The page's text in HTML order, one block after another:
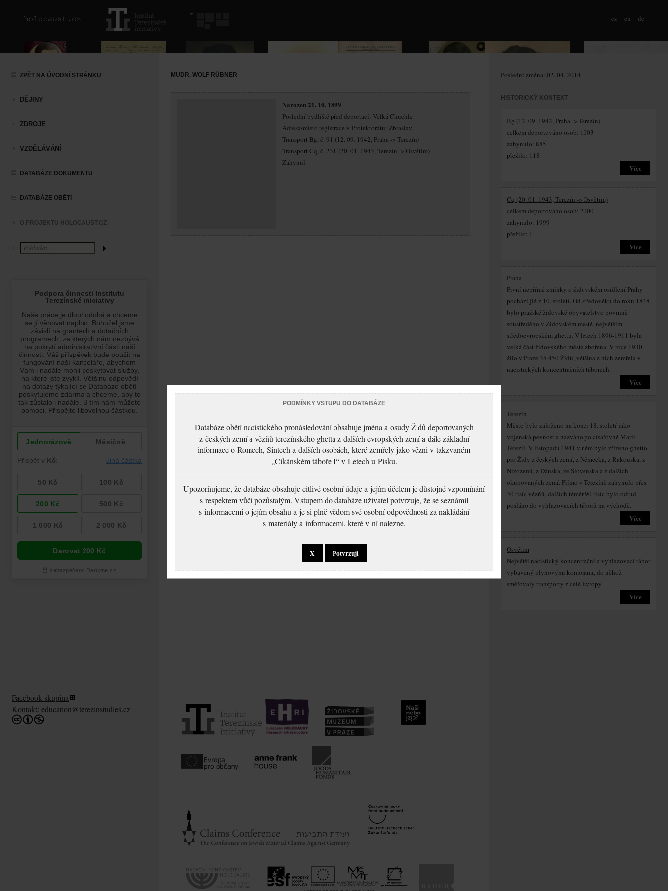
cz en de
ZPĚT NA ÚVODNÍ STRÁNKU
DĚJINY
ZDROJE
VZDĚLÁVÁNÍ
DATABÁZE DOKUMENTŮ
DATABÁZE OBĚTÍ
O PROJEKTU HOLOCAUST.CZ
MUDR. WOLF RÜBNER
Narozen 21. 10. 1899
Poslední bydliště před deportací: Velká Chuchle
Adresa/místo registrace v Protektorátu: Zbraslav
Transport Bg, č. 91 (12. 09. 1942, Praha -> Terezín)
Transport Cq, č. 231 (20. 01. 1943, Terezín -> Osvětim)
Zahynul
Poslední změna: 02. 04. 2014
HISTORICKÝ KONTEXT
Bg (12. 09. 1942, Praha -> Terezín)
celkem deportováno osob: 1003
zahynulo: 885
přežilo: 118
Více
Cq (20. 01. 1943, Terezín -> Osvětim)
celkem deportováno osob: 2000
zahynulo: 1999
přežilo: 1
Více
Praha
První nepřímé zmínky o židovském osídlení Prahy
pochází již z 10. století. Od středověku do roku 1848
bylo pražské židovské obyvatelstvo povinně
soustředěno v Židovském městě, největším
středoevropském ghettu. V letech 1896-1911 byla
velká část židovského města zbořena. V roce 1930
žilo v Praze 35 450 Židů, většina z nich zemřela v
nacistických koncentračních táborech.
Více
Terezín
Město bylo založeno na konci 18. století jako
vojenská pevnost a nazváno po císařovně Marii
Terezii. V listopadu 1941 v něm bylo zřízeno ghetto
pro Židy z českých zemí, z Německa, z Rakouska, z
Nizozemí, z Dánska, ze Slovenska a z dalších
okupovaných zemí. Přímo v Terezíně zahynulo přes
30 tisíc vězňů, dalších téměr 90 tisíc bylo odtud
posláno do vyhlazovacích táborů na východě.
Více
Osvětim
Největší nacistický koncentrační a vyhlazovací tábor
vybavený plynovými komorami, do něhož
směřovaly transporty z celé Evropy.
Více
Facebook skupina
Kontakt: education@terezinstudies.cz
PODMÍNKY VSTUPU DO DATABÁZE
Databáze obětí nacistického pronásledování obsahuje jména a osudy Židů deportovaných
z českých zemí a vězňů terezínského ghetta z dalších evropských zemí a dále základní
informace o Romech, Sintech a dalších osobách, které zemřely jako vězni v takzvaném
„Cikánském táboře I“ v Letech u Písku.
Upozorňujeme, že databáze obsahuje citlivé osobní údaje a jejím účelem je důstojné vzpomínání
s respektem vůči pozůstalým. Vstupem do databáze uživatel potvrzuje, že se seznámil
s informacemi o jejím obsahu a je si plně vědom své osobní odpovědnosti za nakládání
s materiály a informacemi, které v ní nalezne.
X Potvrzuji